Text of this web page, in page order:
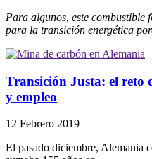
Para algunos, este combustible
para la transición energética
Transición Justa: el reto
y empleo
12 Febrero 2019
El pasado diciembre, Alemania